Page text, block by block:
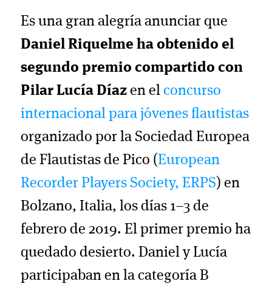
Es una gran alegría anunciar que
Daniel Riquelme ha obtenido el
segundo premio compartido con
Pilar Lucía Díaz en elconcurso
internacional para jóvenes flautistas
organizado por la Sociedad Europea
de Flautistas de Pico (European
Recorder Players Society, ERPS) en
Bolzano, Italia, los días 1–3 de
febrero de 2019. El primer premio ha
quedado desierto. Daniel y Lucía
participaban en la categoría B